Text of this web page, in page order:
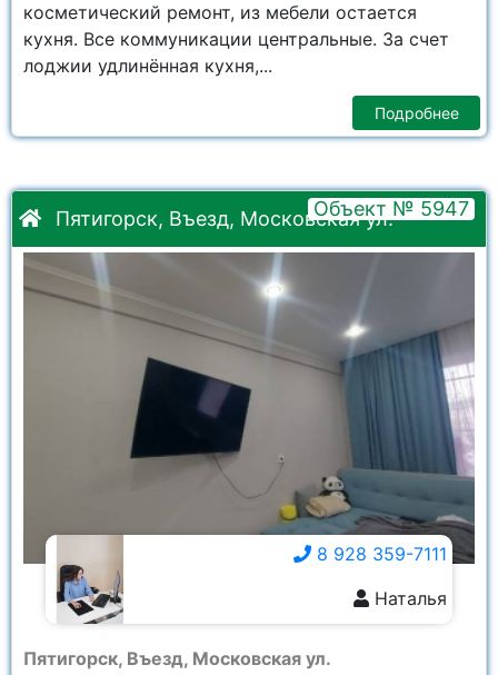
косметический ремонт, из мебели остается
кухня. Все коммуникации центральные. За счет
лоджии удлинённая кухня,...
Подробнее
Пятигорск, Въезд, Московская ул.Объект № 5947
Пятигорск, Въезд, Московская ул.
8 928 359-7111
Наталья